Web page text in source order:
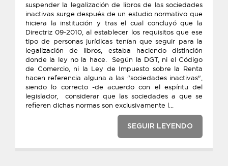
suspender la legalización de libros de las sociedades
inactivas surge después de un estudio normativo que
hiciera la institución y tras el cual concluyó que la
Directriz 09-2010, al establecer los requisitos que ese
tipo de personas jurídicas tenían que seguir para la
legalización de libros, estaba haciendo distinción
donde la ley no la hace. Según la DGT, ni el Código
de Comercio, ni la Ley de Impuesto sobre la Renta
hacen referencia alguna a las "sociedades inactivas",
siendo lo correcto -de acuerdo con el espíritu del
legislador, considerar que las sociedades a que se
refieren dichas normas son exclusivamente l...
SEGUIR LEYENDO